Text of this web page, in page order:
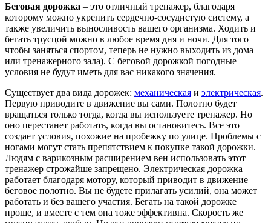
Беговая дорожка – это отличный тренажер, благодаря
которому можно укрепить сердечно-сосудистую систему, а
также увеличить выносливость вашего организма. Ходить и
бегать трусцой можно в любое время дня и ночи. Для того
чтобы заняться спортом, теперь не нужно выходить из дома
или тренажерного зала). С беговой дорожкой погодные
условия не будут иметь для вас никакого значения.
Существует два вида дорожек: механическая и электрическая.
Первую приводите в движение вы сами. Полотно будет
вращаться только тогда, когда вы используете тренажер. Но
оно перестанет работать, когда вы остановитесь. Все это
создает условия, похожие на пробежку по улице. Проблемы с
ногами могут стать препятствием к покупке такой дорожки.
Людям с варикозным расширением вен использовать этот
тренажер строжайше запрещено. Электрическая дорожка
работает благодаря мотору, который приводит в движение
беговое полотно. Вы не будете прилагать усилий, она может
работать и без вашего участия. Бегать на такой дорожке
проще, и вместе с тем она тоже эффективна. Скорость же